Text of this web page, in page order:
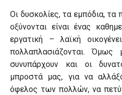
Οι δυσκολίες, τα εμπόδια,
οξύνονται είναι ένας
εργατική – λαϊκή
πολλαπλασιάζονται. Όμως
συνυπάρχουν και οι
μπροστά μας, για να
όφελος των πολλών, να